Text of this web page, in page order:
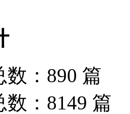
数：890 篇
数：8149 篇